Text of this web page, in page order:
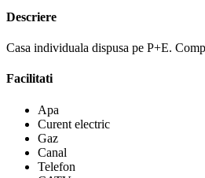
Descriere
Casa individuala dispusa pe P+E.
Facilitati
Apa
Curent electric
Gaz
Canal
Telefon